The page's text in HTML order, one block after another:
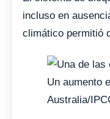
incluso en
climático permitió
Un aumento
Australia/